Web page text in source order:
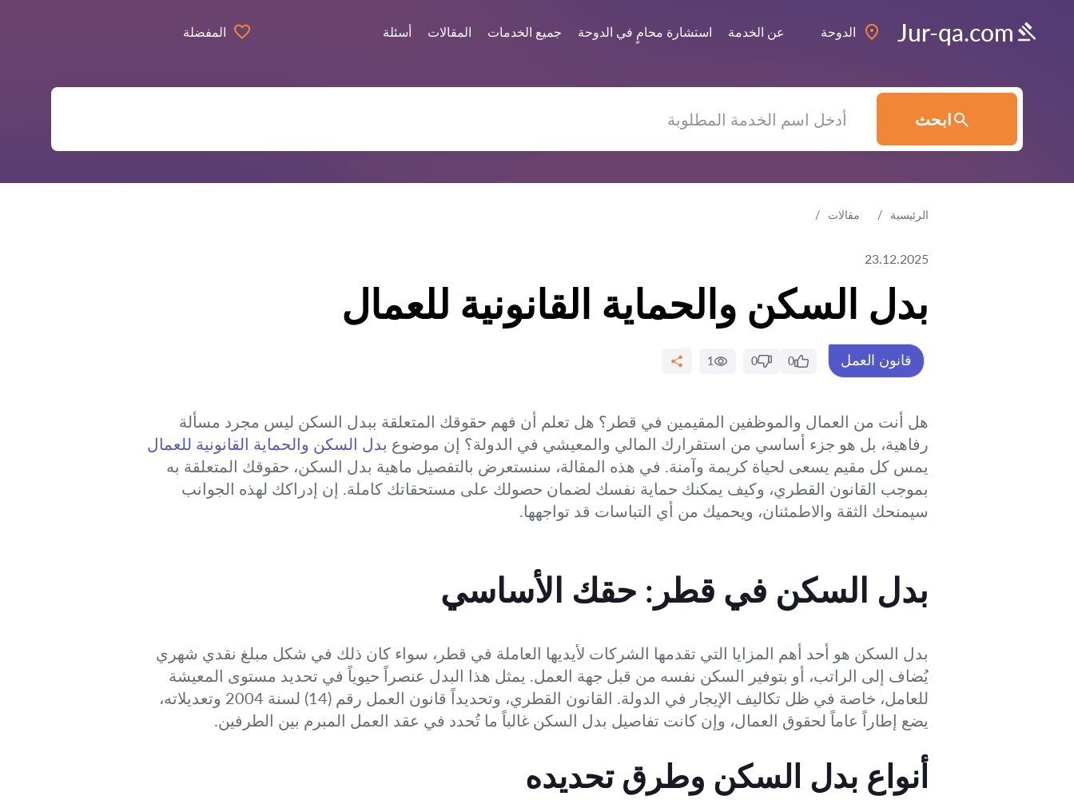
Jur-qa.com الدوحة عن الخدمة استشارة محامٍ في الدوحة جميع الخدمات المقالات أسئلة المفضلة
ابحث
الرئيسية مقالات
23.12.2025
بدل السكن والحماية القانونية للعمال
قانون العمل 0
0
1
هل أنت من العمال والموظفين المقيمين في قطر؟ هل تعلم أن فهم حقوقك المتعلقة ببدل السكن ليس مجرد مسألة
رفاهية، بل هو جزء أساسي من استقرارك المالي والمعيشي في الدولة؟ إن موضوع بدل السكن والحماية القانونية للعمال
يمس كل مقيم يسعى لحياة كريمة وآمنة. في هذه المقالة، سنستعرض بالتفصيل ماهية بدل السكن، حقوقك المتعلقة به
بموجب القانون القطري، وكيف يمكنك حماية نفسك لضمان حصولك على مستحقاتك كاملة. إن إدراكك لهذه الجوانب
سيمنحك الثقة والاطمئنان، ويحميك من أي التباسات قد تواجهها.
بدل السكن في قطر: حقك الأساسي
بدل السكن هو أحد أهم المزايا التي تقدمها الشركات لأيديها العاملة في قطر، سواء كان ذلك في شكل مبلغ نقدي شهري
يُضاف إلى الراتب، أو بتوفير السكن نفسه من قبل جهة العمل. يمثل هذا البدل عنصراً حيوياً في تحديد مستوى المعيشة
للعامل، خاصة في ظل تكاليف الإيجار في الدولة. القانون القطري، وتحديداً قانون العمل رقم (14) لسنة 2004 وتعديلاته،
يضع إطاراً عاماً لحقوق العمال، وإن كانت تفاصيل بدل السكن غالباً ما تُحدد في عقد العمل المبرم بين الطرفين.
أنواع بدل السكن وطرق تحديده